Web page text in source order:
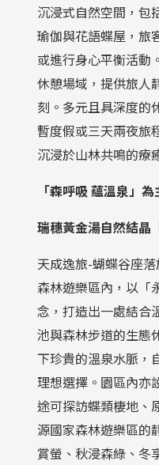
沉浸式自然空間，包
瑜伽與花語蝶屋，旅
或進行身心平衡活動
休憩場域，提供旅人
刻。多元且具深度的
暫度假或三天兩夜旅
沉浸於山林共鳴的療
「森呼吸蘊溫泉」為
瑞穗黃金湯自然結晶
天成逸旅-蝴蝶谷座
森林遊樂區內，以「
念，打造出一處結合
池與森林步道的生態
下珍貴的溫泉水脈，
理想選擇。園區內亦
途可探訪蝶類棲地、
源國家森林遊樂區的
賞螢、秋浸森綠、冬